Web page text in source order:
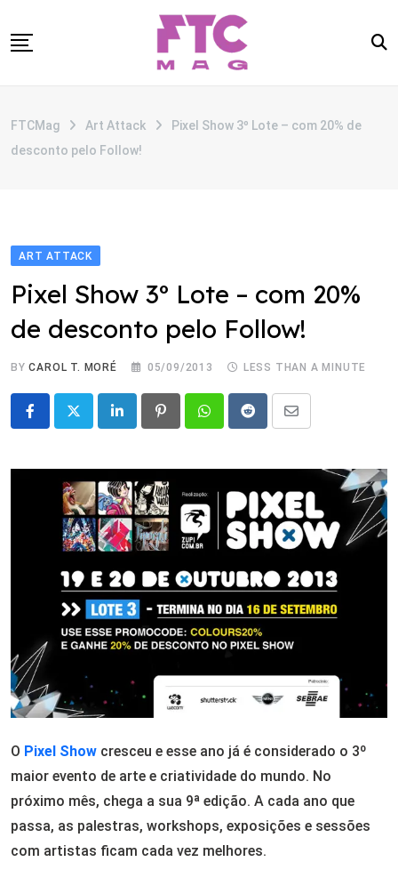
to
CATEGORIAS
FTCMag Art Attack
Pixel Show 3º Lote – com 20% de
desconto pelo Follow!
ART ATTACK
Pixel Show 3º Lote – com 20%
de desconto pelo Follow!
BYCAROL T. MORÉ 05/09/2013 LESS THAN A MINUTE
LinkedIn PinterestWhatsappRedditShare
Email
O Pixel Show cresceu e esse ano já é considerado o 3º
maior evento de arte e criatividade do mundo. No
próximo mês, chega a sua 9ª edição. A cada ano que
passa, as palestras, workshops, exposições e sessões
com artistas ficam cada vez melhores.